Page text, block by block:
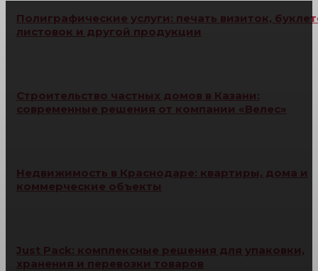
Полиграфические услуги: печать визиток,
листовок и другой продукции
Строительство частных домов в Казани:
современные решения от компании «Велес»
Недвижимость в Краснодаре: квартиры, дома и
коммерческие объекты
Just Pack: комплексные решения для упаковки,
хранения и перевозки товаров